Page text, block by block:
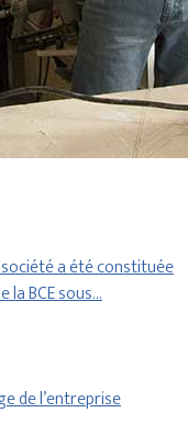
a été constituée
BCE sous…
de l’entreprise